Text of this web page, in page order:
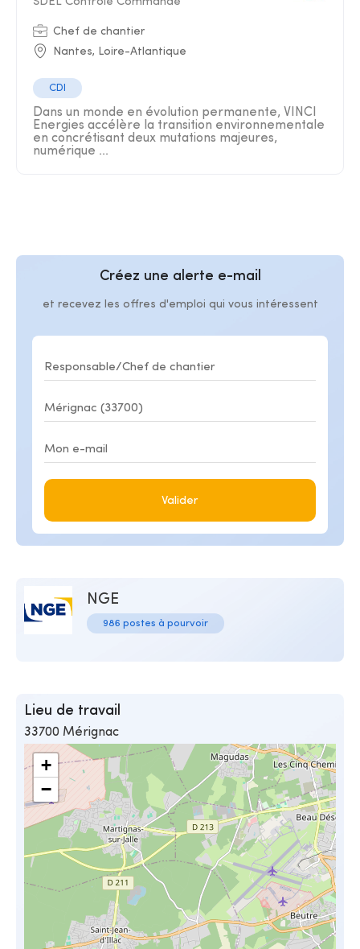
Chef de chantier
Nantes, Loire-Atlantique
CDI
Dans un monde en évolution permanente, VINCI
Energies accélère la transition environnementale
en concrétisant deux mutations majeures,
numérique ...
Créez une alerte e-mail
et recevez les offres d'emploi qui vous intéressent
Valider
NGE
986 postes à pourvoir
Lieu de travail
33700 Mérignac
+
−